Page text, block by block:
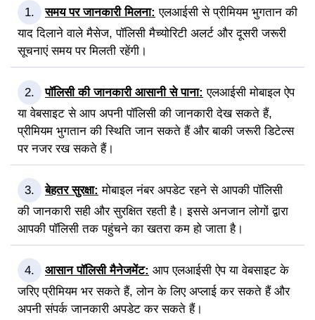
समय पर जानकारी मिलना: एलआईसी से प्रीमियम भुगतान की
याद दिलाने वाले मैसेज, पॉलिसी मैच्योरिटी अलर्ट और दूसरी जरूरी
सूचनाएं समय पर मिलती रहेंगी।
पॉलिसी की जानकारी आसानी से पाना: एलआईसी मोबाइल ऐप
या वेबसाइट से आप अपनी पॉलिसी की जानकारी देख सकते हैं,
प्रीमियम भुगतान की स्थिति जान सकते हैं और बाकी जरूरी डिटेल्स
पर नजर रख सकते हैं।
बेहतर सुरक्षा: मोबाइल नंबर अपडेट रहने से आपकी पॉलिसी
की जानकारी सही और सुरक्षित रहती है। इससे अनजान लोगों द्वारा
आपकी पॉलिसी तक पहुंचने का खतरा कम हो जाता है।
आसान पॉलिसी मैनेजमेंट: आप एलआईसी ऐप या वेबसाइट के
जरिए प्रीमियम भर सकते हैं, लोन के लिए अप्लाई कर सकते हैं और
अपनी संपर्क जानकारी अपडेट कर सकते हैं।